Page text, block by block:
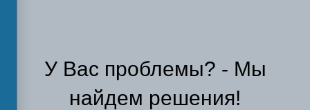
У Вас проблемы? - Мы
найдем решения!